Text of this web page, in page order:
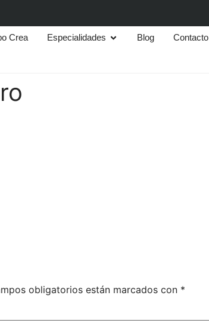
Crea Especialidades Blog Contacto
obligatorios están marcados con *